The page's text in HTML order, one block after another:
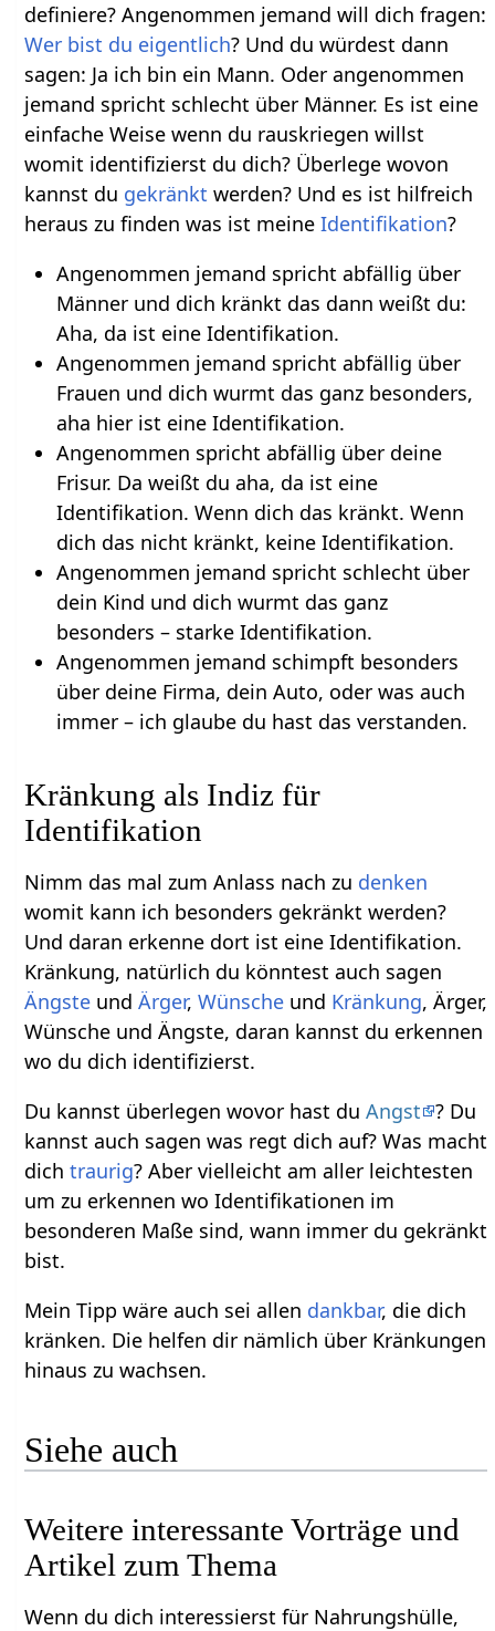
definiere? Angenommen jemand will dich fragen:
Wer bist du eigentlich? Und du würdest dann
sagen: Ja ich bin ein Mann. Oder angenommen
jemand spricht schlecht über Männer. Es ist eine
einfache Weise wenn du rauskriegen willst
womit identifizierst du dich? Überlege wovon
kannst du gekränkt werden? Und es ist hilfreich
heraus zu finden was ist meineIdentifikation?
Angenommen jemand spricht abfällig über
Männer und dich kränkt das dann weißt du:
Aha, da ist eine Identifikation.
Angenommen jemand spricht abfällig über
Frauen und dich wurmt das ganz besonders,
aha hier ist eine Identifikation.
Angenommen spricht abfällig über deine
Frisur. Da weißt du aha, da ist eine
Identifikation. Wenn dich das kränkt. Wenn
dich das nicht kränkt, keine Identifikation.
Angenommen jemand spricht schlecht über
dein Kind und dich wurmt das ganz
besonders – starke Identifikation.
Angenommen jemand schimpft besonders
über deine Firma, dein Auto, oder was auch
immer – ich glaube du hast das verstanden.
Kränkung als Indiz für
Identifikation
Nimm das mal zum Anlass nach zu denken
womit kann ich besonders gekränkt werden?
Und daran erkenne dort ist eine Identifikation.
Kränkung, natürlich du könntest auch sagen
Ängste undÄrger,Wünsche und Kränkung, Ärger,
Wünsche und Ängste, daran kannst du erkennen
wo du dich identifizierst.
Du kannst überlegen wovor hast duAngst ? Du
kannst auch sagen was regt dich auf? Was macht
dichtraurig? Aber vielleicht am aller leichtesten
um zu erkennen wo Identifikationen im
besonderen Maße sind, wann immer du gekränkt
bist.
Mein Tipp wäre auch sei allen dankbar, die dich
kränken. Die helfen dir nämlich über Kränkungen
hinaus zu wachsen.
Siehe auch
Weitere interessante Vorträge und
Artikel zum Thema
Wenn du dich interessierst für Nahrungshülle,